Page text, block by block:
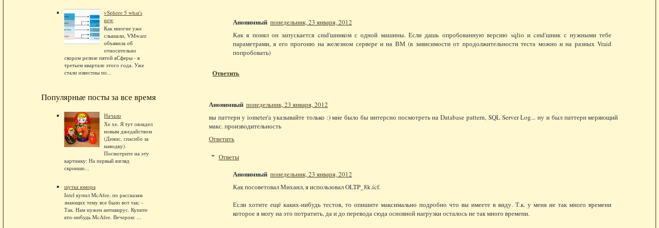
vSphere 5 what's
new
Как многие уже
слышали, VMware
объявила об
относительно
скором релизе пятой вСферы - в
третьем квартале этого года. Уже
стали известны по...
Популярные посты за все время
Начало
Хе хе. Я тут овладел
новым джедайством
(Денис, спасибо за
наводку).
Посмотрите на эту
картинку: На первый взгляд
скриншо...
шутка юмора
Intel купил McAfee. по рассказам
знающих тему все было вот так: -
Так. Нам нужен антивирус. Купите
кто-нибудь McAfee. Вечером: ...
Анонимный понедельник, 23 января, 2012
Как я понял он запускается cmd'шником с одной машины. Если дашь опробованную версию sqlio и cmd'шник с нужными тебе
параметрами, я его прогоню на железном сервере и на ВМ (в зависимости от продолжительности теста можно и на разных Vraid
попробовать)
Ответить
Анонимный понедельник, 23 января, 2012
вы паттерн у iometer'a указывайте только :) мне было бы интерсно посмотреть на Database pattern, SQL Server Log... ну и был паттерн меряющий
макс. производительность
Ответить
Ответы
Анонимный понедельник, 23 января, 2012
Как посоветовал Михаил, я использовал OLTP_8k.icf.
Если хотите ещё каких-нибудь тестов, то опишите максимально подробно что вы имеете в виду. Т.к. у меня не так много времени
которое я могу на это потратить, да и до перевода сюда основной нагрузки осталось не так много времени.